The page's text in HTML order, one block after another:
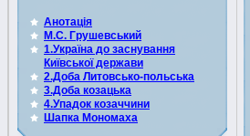
Анотація
М.С. Грушевський
1.Україна до заснування
Київської держави
2.Доба Литовсько-польська
3.Доба козацька
4.Упадок козаччини
Шапка Мономаха